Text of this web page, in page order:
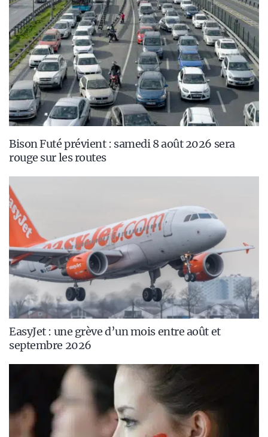
Bison Futé prévient : samedi 8 août 2026 sera
rouge sur les routes
EasyJet : une grève d’un mois entre août et
septembre 2026